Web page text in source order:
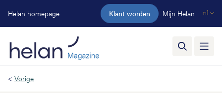
Ga naar de hoofdinhoud
Helan homepage Klant worden Mijn Helan nl
< Vorige